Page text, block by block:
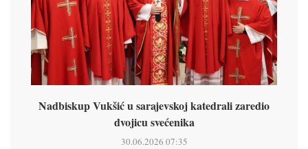
Nadbiskup Vukšić u sarajevskoj katedrali zaredio
dvojicu svećenika
30.06.2026 07:35